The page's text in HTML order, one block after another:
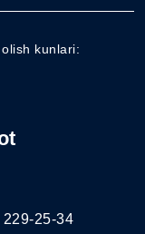
kunlari:
25-34